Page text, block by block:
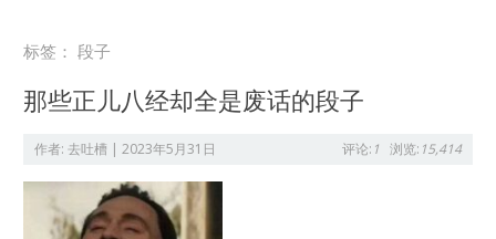
标签：段子
那些正儿八经却全是废话的段子
作者:去吐槽 |2023年5月31日 评论: 1 浏览: 15,414